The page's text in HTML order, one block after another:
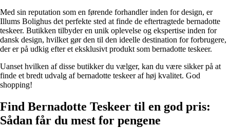
Med sin reputation som en førende forhandler inden for design, er
Illums Bolighus det perfekte sted at finde de eftertragtede bernadotte
teskeer. Butikken tilbyder en unik oplevelse og ekspertise inden for
dansk design, hvilket gør den til den ideelle destination for forbrugere,
der er på udkig efter et eksklusivt produkt som bernadotte teskeer.
Uanset hvilken af disse butikker du vælger, kan du være sikker på at
finde et bredt udvalg af bernadotte teskeer af høj kvalitet. God
shopping!
Find Bernadotte Teskeer til en god pris:
Sådan får du mest for pengene